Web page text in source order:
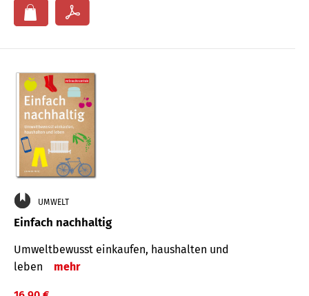
UMWELT
Einfach nachhaltig
Umweltbewusst einkaufen, haushalten und
leben
mehr